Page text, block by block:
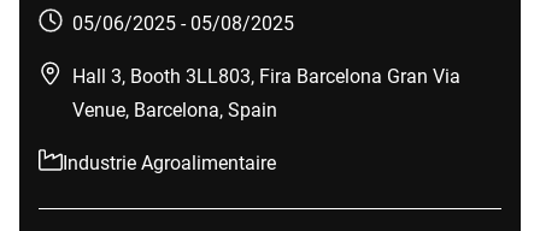
05/06/2025 -05/08/2025
Hall 3, Booth 3LL803, Fira Barcelona Gran Via
Venue, Barcelona, Spain
Industrie Agroalimentaire